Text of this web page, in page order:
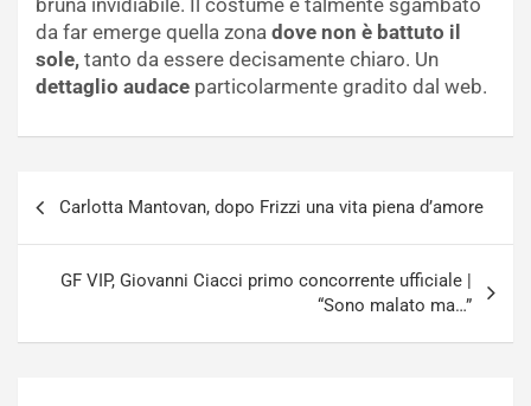
bruna invidiabile. Il costume è talmente sgambato
da far emerge quella zona dove non è battuto il
sole, tanto da essere decisamente chiaro. Un
dettaglio audace particolarmente gradito dal web.
Carlotta Mantovan, dopo Frizzi una vita piena d’amore
GF VIP, Giovanni Ciacci primo concorrente ufficiale |
“Sono malato ma…”